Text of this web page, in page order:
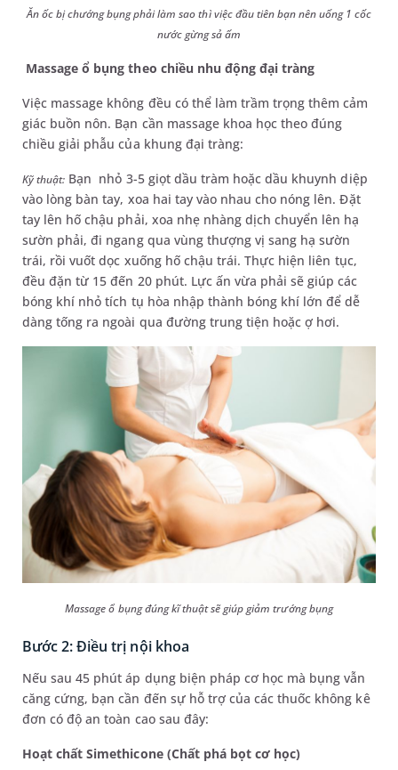
Ăn ốc bị chướng bụng phải làm sao thì việc đầu tiên bạn nên uống 1 cốc
nước gừng sả ấm
Massage ổ bụng theo chiều nhu động đại tràng
Việc massage không đều có thể làm trầm trọng thêm cảm
giác buồn nôn. Bạn cần massage khoa học theo đúng
chiều giải phẫu của khung đại tràng:
Kỹ thuật: Bạn nhỏ 3-5 giọt dầu tràm hoặc dầu khuynh diệp
vào lòng bàn tay, xoa hai tay vào nhau cho nóng lên. Đặt
tay lên hố chậu phải, xoa nhẹ nhàng dịch chuyển lên hạ
sườn phải, đi ngang qua vùng thượng vị sang hạ sườn
trái, rồi vuốt dọc xuống hố chậu trái. Thực hiện liên tục,
đều đặn từ 15 đến 20 phút. Lực ấn vừa phải sẽ giúp các
bóng khí nhỏ tích tụ hòa nhập thành bóng khí lớn để dễ
dàng tống ra ngoài qua đường trung tiện hoặc ợ hơi.
Massage ổ bụng đúng kĩ thuật sẽ giúp giảm trướng bụng
Bước 2: Điều trị nội khoa
Nếu sau 45 phút áp dụng biện pháp cơ học mà bụng vẫn
căng cứng, bạn cần đến sự hỗ trợ của các thuốc không kê
đơn có độ an toàn cao sau đây:
Hoạt chất Simethicone (Chất phá bọt cơ học)